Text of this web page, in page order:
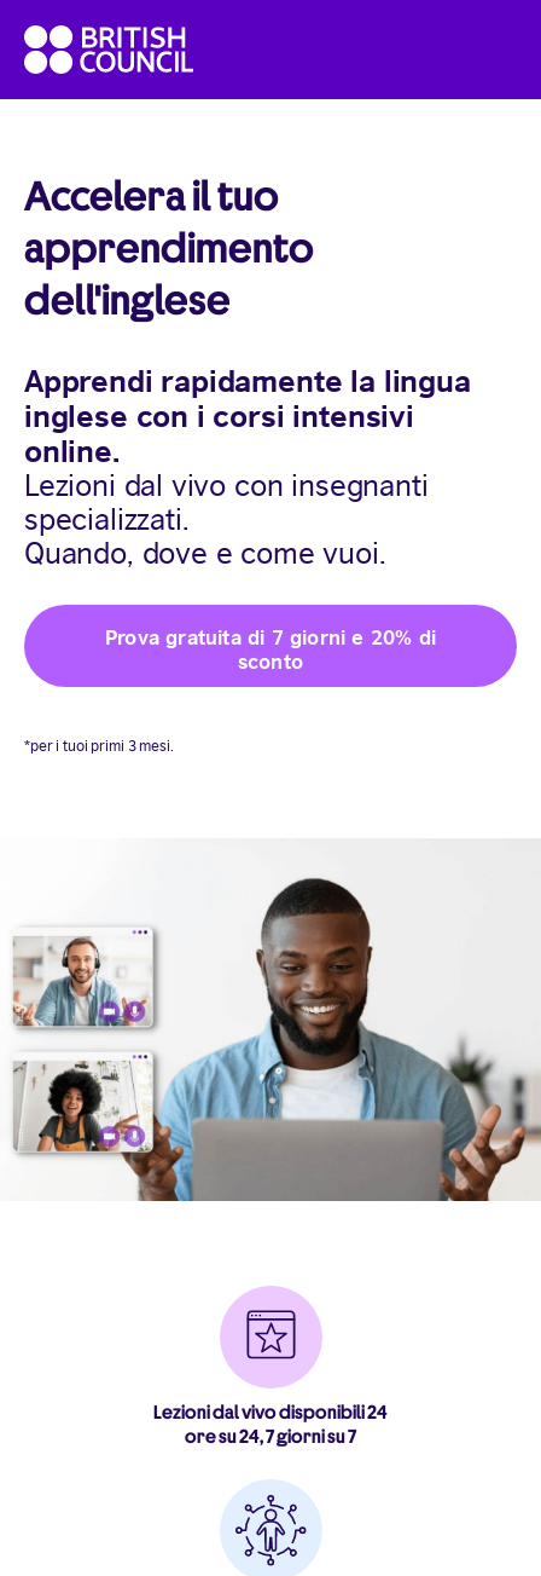
content
British
Council
English
Accelera il tuo
apprendimento
dell'inglese
Apprendi rapidamente la lingua
inglese con i corsi intensivi
online.
Lezioni dal vivo con insegnanti
specializzati.
Quando, dove e come vuoi.
Prova gratuita di 7 giorni e 20% di
sconto
*per i tuoi primi 3 mesi.
Lezioni dal vivo disponibili 24
ore su 24, 7 giorni su 7